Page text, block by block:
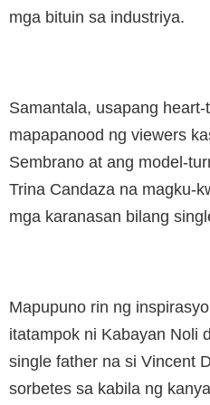
mga bituin sa industriya.
Samantala, usapang
mapapanood ng viewers
Sembrano at ang model-
Trina Candaza na magku-
mga karanasan bilang
Mapupuno rin ng
itatampok ni Kabayan Noli
single father na si Vincent
sorbetes sa kabila ng